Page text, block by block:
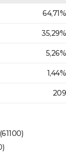
64,71%
35,29%
5,26%
1,44%
209